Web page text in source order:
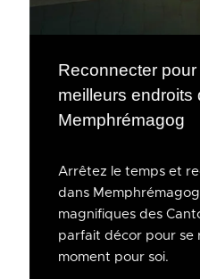
Reconnecter
meilleurs endroits
Memphrémagog
Arrêtez le temps et
dans
magnifiques des
parfait décor pour se
moment pour soi.